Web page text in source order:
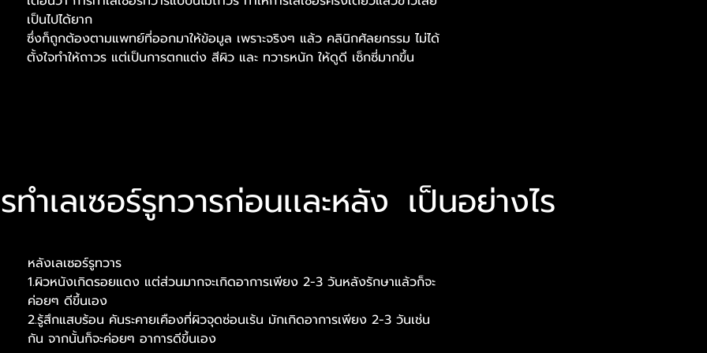
เป็นไปได้ยาก
ซึ่งก็ถูกต้องตามแพทย์ที่ออกมาให้ข้อมูล เพราะจริงๆ แล้ว คลินิกศัลยกรรม ไม่ได้
ตั้งใจทำให้ถาวร แต่เป็นการตกแต่ง สีผิว และ ทวารหนัก ให้ดูดี เซ็กซี่มากขึ้น
ทำเลเซอร์รูทวารก่อนเเละหลัง เป็นอย่างไร
หลังเลเซอร์รูทวาร
1.ผิวหนังเกิดรอยแดง แต่ส่วนมากจะเกิดอาการเพียง 2-3 วันหลังรักษาแล้วก็จะ
ค่อยๆ ดีขึ้นเอง
2.รู้สึกแสบร้อน คันระคายเคืองที่ผิวจุดซ่อนเร้น มักเกิดอาการเพียง 2-3 วันเช่น
กัน จากนั้นก็จะค่อยๆ อาการดีขึ้นเอง